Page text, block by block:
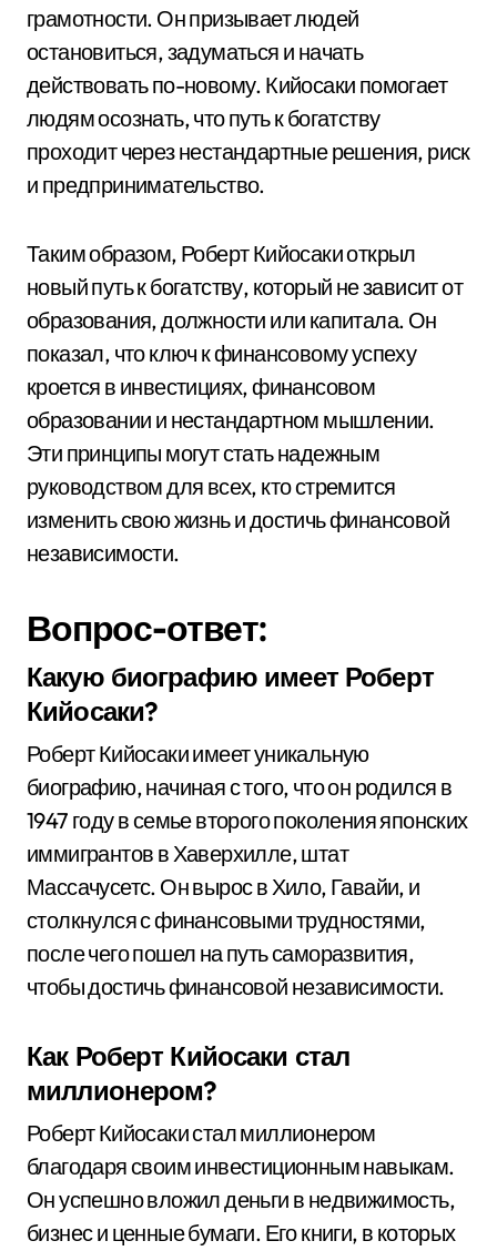
грамотности. Он призывает людей
остановиться, задуматься и начать
действовать по-новому. Кийосаки помогает
людям осознать, что путь к богатству
проходит через нестандартные решения, риск
и предпринимательство.
Таким образом, Роберт Кийосаки открыл
новый путь к богатству, который не зависит от
образования, должности или капитала. Он
показал, что ключ к финансовому успеху
кроется в инвестициях, финансовом
образовании и нестандартном мышлении.
Эти принципы могут стать надежным
руководством для всех, кто стремится
изменить свою жизнь и достичь финансовой
независимости.
Вопрос-ответ:
Какую биографию имеет Роберт
Кийосаки?
Роберт Кийосаки имеет уникальную
биографию, начиная с того, что он родился в
1947 году в семье второго поколения японских
иммигрантов в Хаверхилле, штат
Массачусетс. Он вырос в Хило, Гавайи, и
столкнулся с финансовыми трудностями,
после чего пошел на путь саморазвития,
чтобы достичь финансовой независимости.
Как Роберт Кийосаки стал
миллионером?
Роберт Кийосаки стал миллионером
благодаря своим инвестиционным навыкам.
Он успешно вложил деньги в недвижимость,
бизнес и ценные бумаги. Его книги, в которых